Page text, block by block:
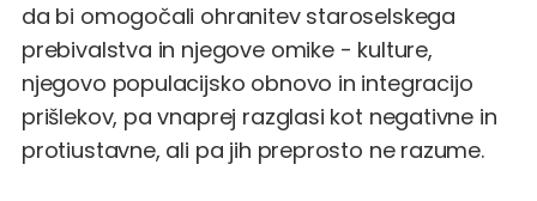
da bi omogočali ohranitev staroselskega
prebivalstva in njegove omike - kulture,
njegovo populacijsko obnovo in integracijo
prišlekov, pa vnaprej razglasi kot negativne in
protiustavne, ali pa jih preprosto ne razume.